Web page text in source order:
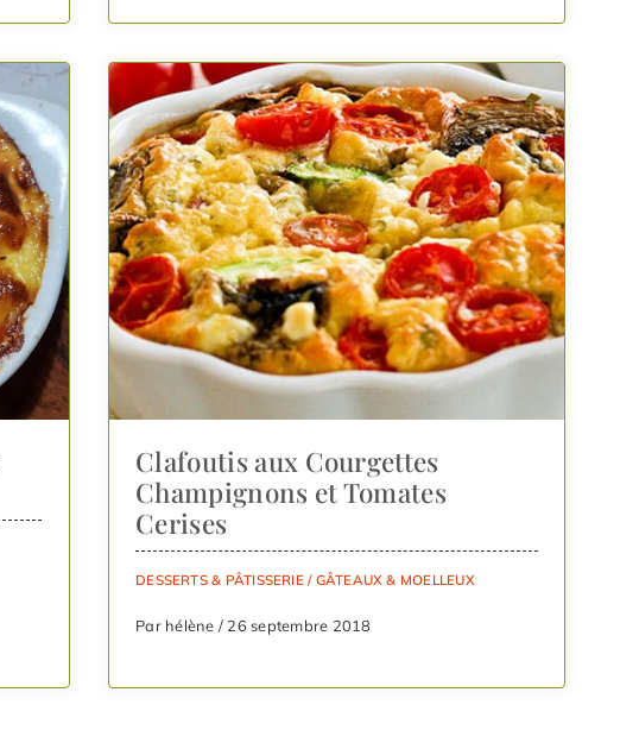
Clafoutis aux Courgettes
Champignons et Tomates
Cerises
DESSERTS & PÂTISSERIE/ GÂTEAUX & MOELLEUX
Par hélène / 26 septembre 2018